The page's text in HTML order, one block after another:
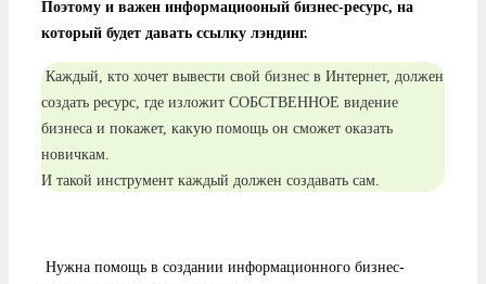
Поэтому и важен информациооный бизнес-ресурс, на
который будет давать ссылку лэндинг.
Каждый, кто хочет вывести свой бизнес в Интернет, должен
создать ресурс, где изложит СОБСТВЕННОЕ видение
бизнеса и покажет, какую помощь он сможет оказать
новичкам.
И такой инструмент каждый должен создавать сам.
Нужна помощь в создании информационного бизнес-